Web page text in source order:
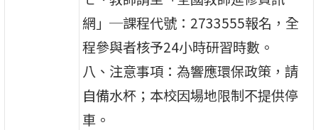
網」─課程代號：2733555報名，全
程參與者核予24小時研習時數。
八、注意事項：為響應環保政策，請
自備水杯；本校因場地限制不提供停
車。